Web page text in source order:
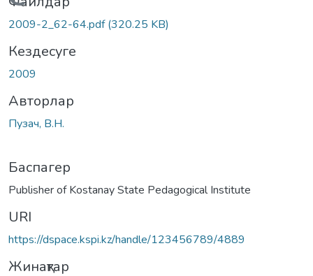
2009-2_62-64.pdf(320.25 KB)
Кездесуге
2009
Авторлар
Пузач, В.Н.
Баспагер
Publisher of Kostanay State Pedagogical Institute
URI
https://dspace.kspi.kz/handle/123456789/4889
Жинақтар